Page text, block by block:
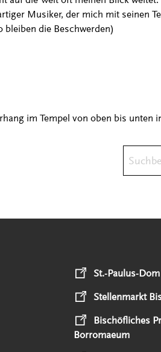
Musiker, der mich mit seinen
die Beschwerden)
im Tempel von oben bis unten
St.-Paulus-Dom
Stellenmarkt
Bischöfliches
Borromaeum